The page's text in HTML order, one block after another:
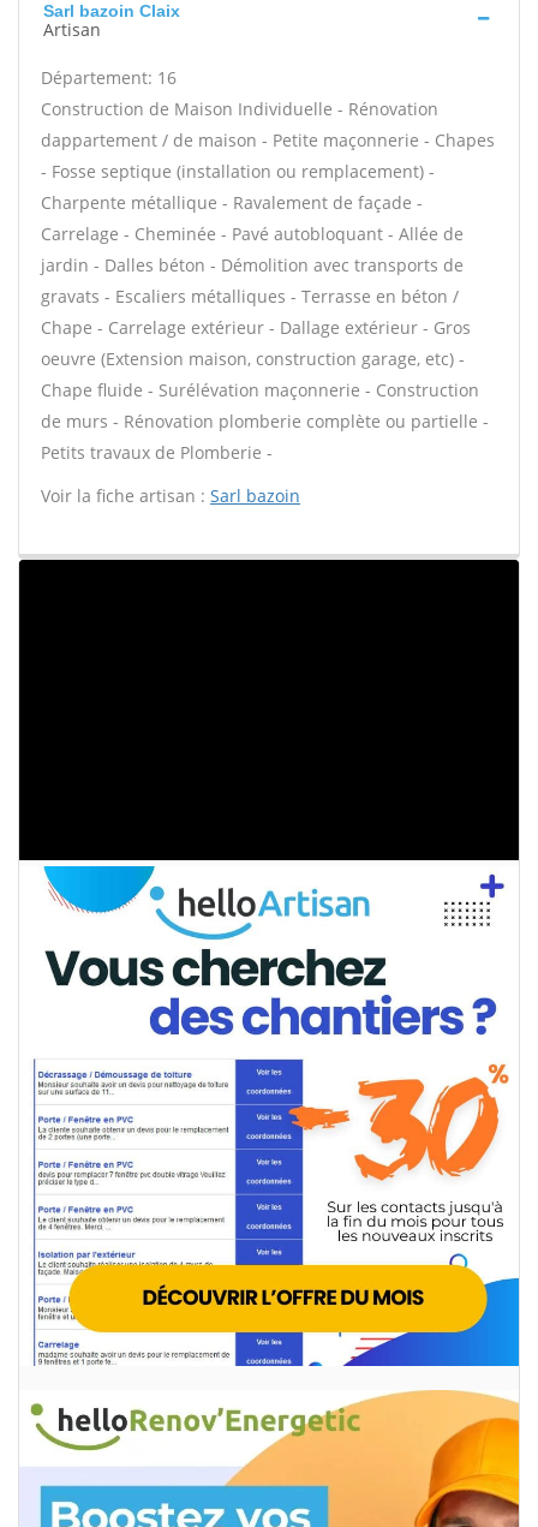
Sarl bazoin Claix
Artisan
Département: 16
Construction de Maison Individuelle - Rénovation
dappartement / de maison - Petite maçonnerie - Chapes
- Fosse septique (installation ou remplacement) -
Charpente métallique - Ravalement de façade -
Carrelage - Cheminée - Pavé autobloquant - Allée de
jardin - Dalles béton - Démolition avec transports de
gravats - Escaliers métalliques - Terrasse en béton /
Chape - Carrelage extérieur - Dallage extérieur - Gros
oeuvre (Extension maison, construction garage, etc) -
Chape fluide - Surélévation maçonnerie - Construction
de murs - Rénovation plomberie complète ou partielle -
Petits travaux de Plomberie -
Voir la fiche artisan : Sarl bazoin